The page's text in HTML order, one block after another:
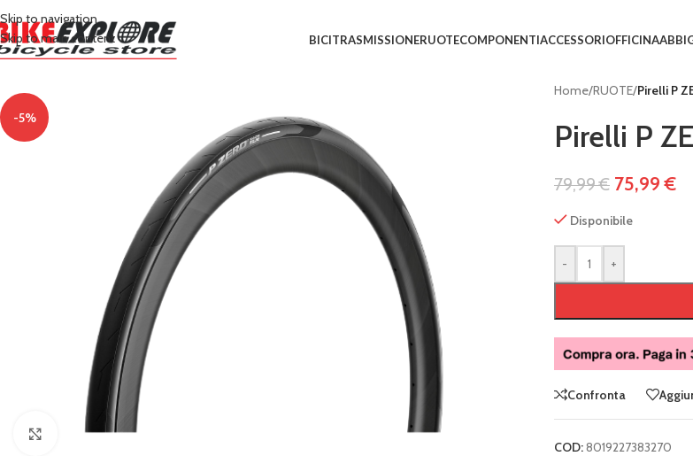
Skip to navigation
Skip to main content
BICITRASMISSIONERUOTECOMPONENTIACCESSORIOFFICINA
-5%
Clicca per ingrandire
Home/RUOTE/Pirelli P
Pirelli P
79,99€ 75,99€
Disponibile
- +
Confronta
COD:8019227383270